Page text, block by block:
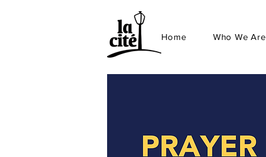
Home Who We Are